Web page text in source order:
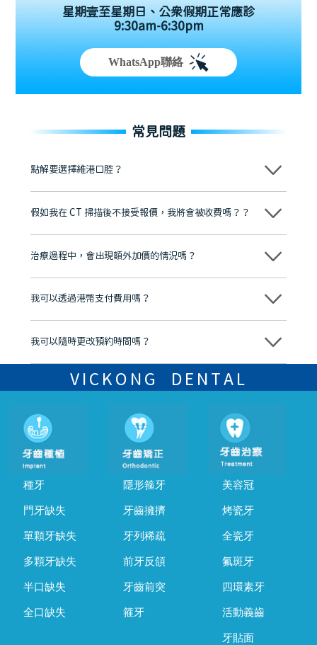
星期壹至星期日、公眾假期正常應診
9:30am-6:30pm
WhatsApp聯絡
常見問題
點解要選擇維港口腔？
維港口腔踐行「醫道濟世」的大學校訓，各分院匯聚來自香港、內地的
牌」、「2025香港企業領袖品牌」，是諾貝爾種植系統全球放心植牙中
至今已服務超過三十個國家和地區的顧客，受到粵港澳大灣區及周邊城
市市民極高的口碑評價及信任推薦 珠海、深圳設有八大分院，香港亦設
有咨詢及服務保障中心，有任何問題都可以隨時預約免費咨詢，讓人十
假如我在 CT 掃描後不接受報價，我將會被收費嗎？？
不會！只要未開始實際服務之前，你不會被收取任何費用。
治療過程中，會出現額外加價的情況嗎？
不會，治療前我們會詳細說明治療方案及對應的價錢，顧客同意並簽字
我可以透過港幣支付費用嗎？
可以。維港口腔會按照當日匯率轉算收取費用，而匯率會及時告知客人
我可以隨時更改預約時間嗎？
可以，請盡早通過wechat或whatsapp聯絡我們，告知我們你原本預約
的時間及資料，並且重新預約的日期及時段
VICKONG DENTAL
種牙
門牙缺失
單顆牙缺失
多顆牙缺失
半口缺失
全口缺失
隱形箍牙
牙齒擁擠
牙列稀疏
前牙反頜
牙齒前突
箍牙
美容冠
烤瓷牙
全瓷牙
氟斑牙
四環素牙
活動義齒
牙貼面